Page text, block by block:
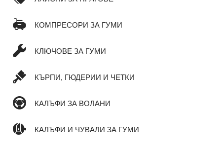
КОМПРЕСОРИ ЗА ГУМИ
КЛЮЧОВЕ ЗА ГУМИ
КЪРПИ, ГЮДЕРИИ И ЧЕТКИ
КАЛЪФИ ЗА ВОЛАНИ
КАЛЪФИ И ЧУВАЛИ ЗА ГУМИ